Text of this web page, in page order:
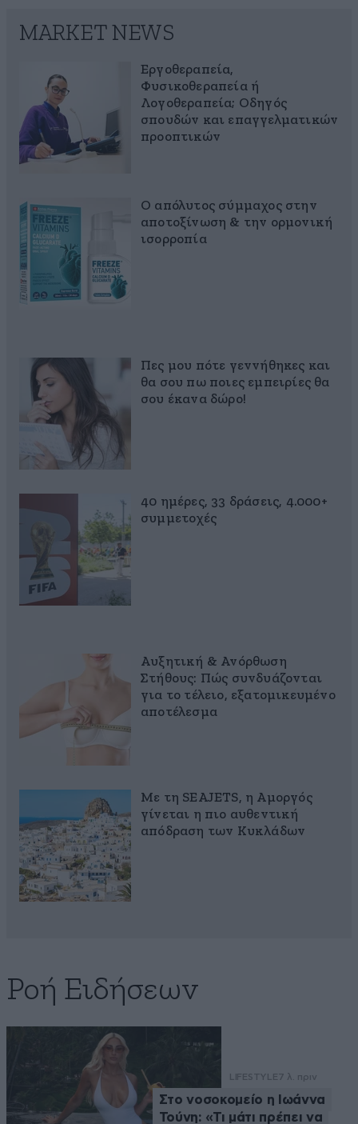
MARKET NEWS
Εργοθεραπεία,
Φυσικοθεραπεία ή
Λογοθεραπεία; Οδηγός
σπουδών και επαγγελματικών
προοπτικών
Ο απόλυτος σύμμαχος στην
αποτοξίνωση & την ορμονική
ισορροπία
Πες μου πότε γεννήθηκες και
θα σου πω ποιες εμπειρίες θα
σου έκανα δώρο!
40 ημέρες, 33 δράσεις, 4.000+
συμμετοχές
Αυξητική & Ανόρθωση
Στήθους: Πώς συνδυάζονται
για το τέλειο, εξατομικευμένο
αποτέλεσμα
Με τη SEAJETS, η Αμοργός
γίνεται η πιο αυθεντική
απόδραση των Κυκλάδων
Ροή Ειδήσεων
LIFESTYLE7 λ. πριν
Στο νοσοκομείο η Ιωάννα
Τούνη: «Τι μάτι πρέπει να